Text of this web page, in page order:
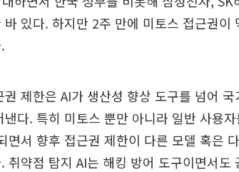
있다. 하지만 2주 만에 미토스 접근권이
제한은 AI가 생산성 향상 도구를 넘어
다. 특히 미토스 뿐만 아니라 일반 사용
면서 향후 접근권 제한이 다른 모델 혹은
취약점 탐지 AI는 해킹 방어 도구이면서도